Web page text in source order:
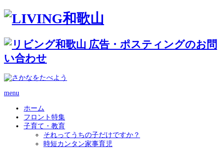
menu
ホーム
フロント特集
子育て・教育
それってうちの子だけですか？
時短カンタン家事育児